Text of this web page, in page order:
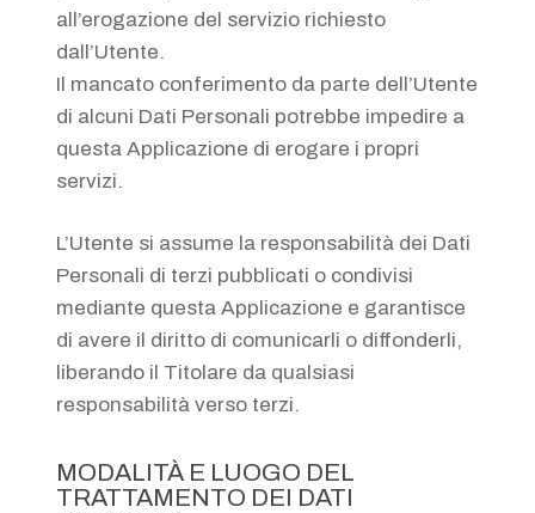
all’erogazione del servizio richiesto
dall’Utente.
Il mancato conferimento da parte dell’Utente
di alcuni Dati Personali potrebbe impedire a
questa Applicazione di erogare i propri
servizi.
L’Utente si assume la responsabilità dei Dati
Personali di terzi pubblicati o condivisi
mediante questa Applicazione e garantisce
di avere il diritto di comunicarli o diffonderli,
liberando il Titolare da qualsiasi
responsabilità verso terzi.
MODALITÀ E LUOGO DEL
TRATTAMENTO DEI DATI